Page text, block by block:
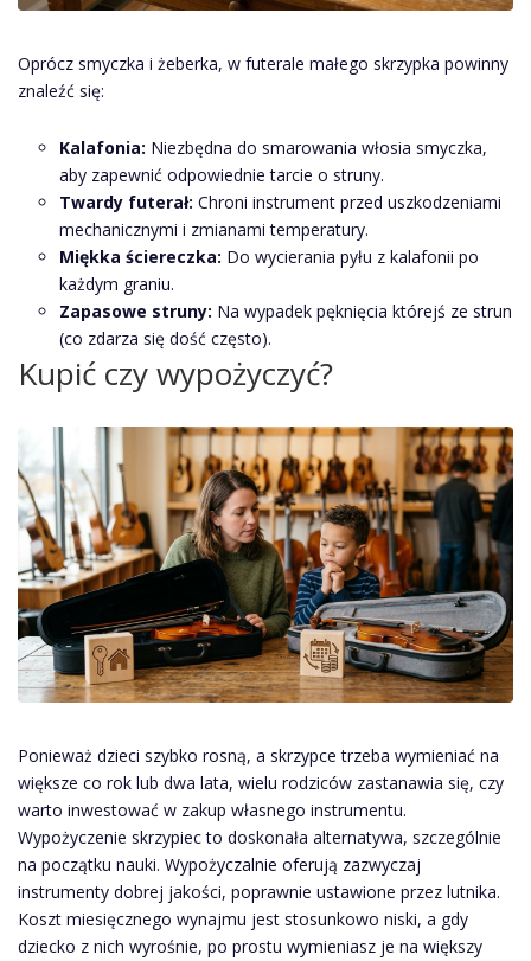
Oprócz smyczka i żeberka, w futerale małego skrzypka powinny
znaleźć się:
Kalafonia: Niezbędna do smarowania włosia smyczka,
aby zapewnić odpowiednie tarcie o struny.
Twardy futerał: Chroni instrument przed uszkodzeniami
mechanicznymi i zmianami temperatury.
Miękka ściereczka: Do wycierania pyłu z kalafonii po
każdym graniu.
Zapasowe struny: Na wypadek pęknięcia którejś ze strun
(co zdarza się dość często).
Kupić czy wypożyczyć?
Ponieważ dzieci szybko rosną, a skrzypce trzeba wymieniać na
większe co rok lub dwa lata, wielu rodziców zastanawia się, czy
warto inwestować w zakup własnego instrumentu.
Wypożyczenie skrzypiec to doskonała alternatywa, szczególnie
na początku nauki. Wypożyczalnie oferują zazwyczaj
instrumenty dobrej jakości, poprawnie ustawione przez lutnika.
Koszt miesięcznego wynajmu jest stosunkowo niski, a gdy
dziecko z nich wyrośnie, po prostu wymieniasz je na większy